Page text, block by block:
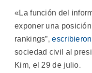
«La función del
exponer una
rankings”,escribieron
sociedad civil al
Kim, el 29 de julio.